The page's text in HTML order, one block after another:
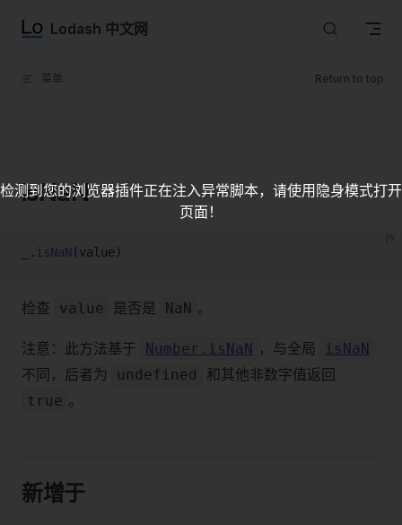
Skip to content
Lodash 中文网
菜单 Return to top
isNaN
_. isNaN (value)
检查 value 是否是 NaN 。
注意：此方法基于 Number.isNaN ，与全局 isNaN
不同，后者为 undefined 和其他非数字值返回
true 。
新增于
检测到您的浏览器插件正在注入异常脚本，请使用隐身模式打开
页面！